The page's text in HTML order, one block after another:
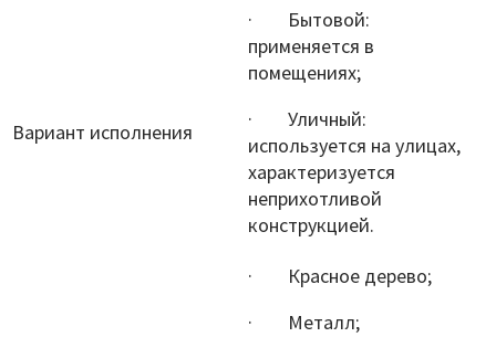
Вариант исполнения
· Бытовой:
применяется в
помещениях;
· Уличный:
используется на улицах,
характеризуется
неприхотливой
конструкцией.
· Красное дерево;
· Металл;